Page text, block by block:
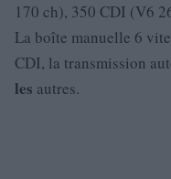
170 ch), 350 CDI (V6
La boîte manuelle 6
CDI, la transmission
les autres.